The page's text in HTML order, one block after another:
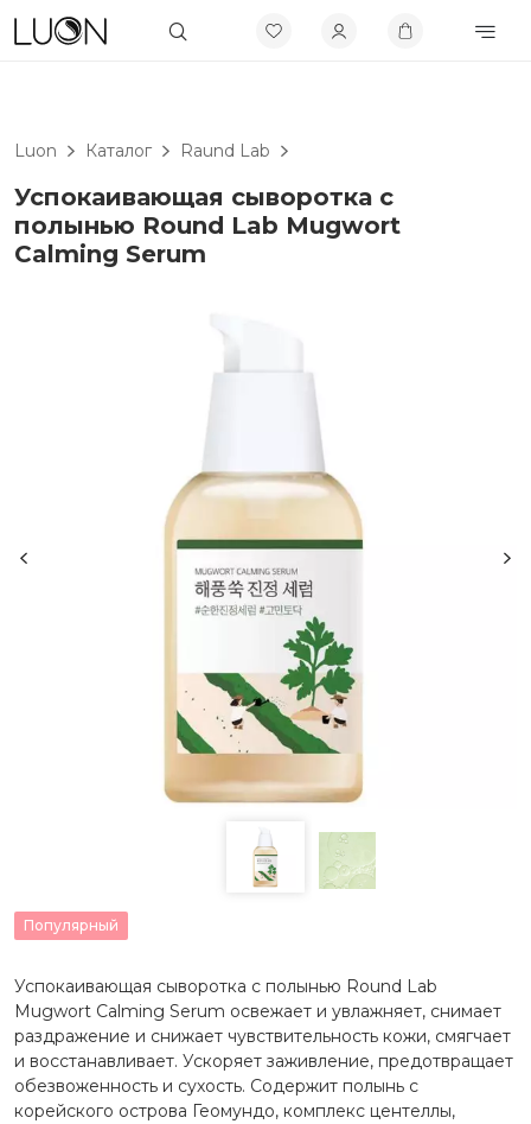
Luon Каталог Raund Lab
Успокаивающая сыворотка с
полынью Round Lab Mugwort
Calming Serum
Популярный
Успокаивающая сыворотка с полынью Round Lab
Mugwort Calming Serum освежает и увлажняет, снимает
раздражение и снижает чувствительность кожи, смягчает
и восстанавливает. Ускоряет заживление, предотвращает
обезвоженность и сухость. Содержит полынь с
корейского острова Геомундо, комплекс центеллы,